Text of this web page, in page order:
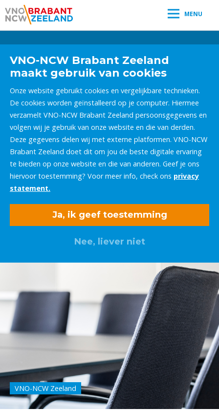
MENU
VNO-NCW Brabant Zeeland
maakt gebruik van cookies
Onze website gebruikt cookies en vergelijkbare technieken.
De cookies worden geïnstalleerd op je computer. Hiermee
verzamelt VNO-NCW Brabant Zeeland persoonsgegevens en
volgen wij je gebruik van onze website en die van derden.
Deze gegevens delen wij met externe platformen. VNO-NCW
Brabant Zeeland doet dit om jou de beste digitale ervaring
te bieden op onze website en die van anderen. Geef je ons
hiervoor toestemming? Voor meer info, check ons privacy
statement.
Ja, ik geef toestemming
Nee, liever niet
VNO-NCW Zeeland